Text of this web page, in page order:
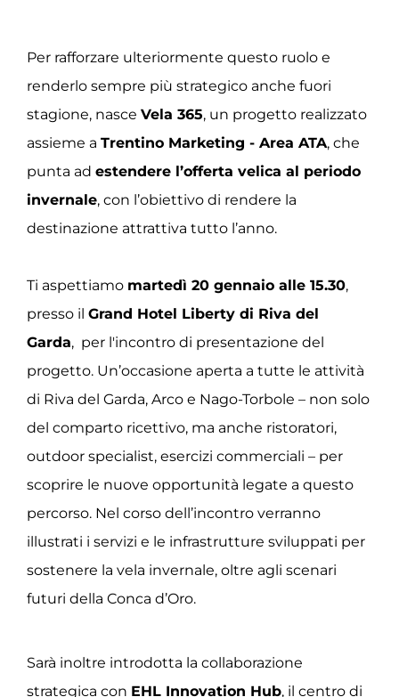
Per rafforzare ulteriormente questo ruolo e
renderlo sempre più strategico anche fuori
stagione, nasce Vela 365, un progetto realizzato
assieme a Trentino Marketing - Area ATA, che
punta ad estendere l’offerta velica al periodo
invernale, con l’obiettivo di rendere la
destinazione attrattiva tutto l’anno.
Ti aspettiamo martedì 20 gennaio alle 15.30,
presso il Grand Hotel Liberty di Riva del
Garda, per l'incontro di presentazione del
progetto. Un’occasione aperta a tutte le attività
di Riva del Garda, Arco e Nago-Torbole – non solo
del comparto ricettivo, ma anche ristoratori,
outdoor specialist, esercizi commerciali – per
scoprire le nuove opportunità legate a questo
percorso. Nel corso dell’incontro verranno
illustrati i servizi e le infrastrutture sviluppati per
sostenere la vela invernale, oltre agli scenari
futuri della Conca d’Oro.
Sarà inoltre introdotta la collaborazione
strategica con EHL Innovation Hub, il centro di